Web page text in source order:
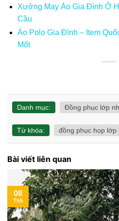
Xưởng May Áo Gia Đình Ở
Cầu
Áo Polo Gia Đình – Item
Mốt
Danh mục: Đồng phục lớp
Từ khóa: đồng phục họp lớp
Bài viết liên quan
08
Th5